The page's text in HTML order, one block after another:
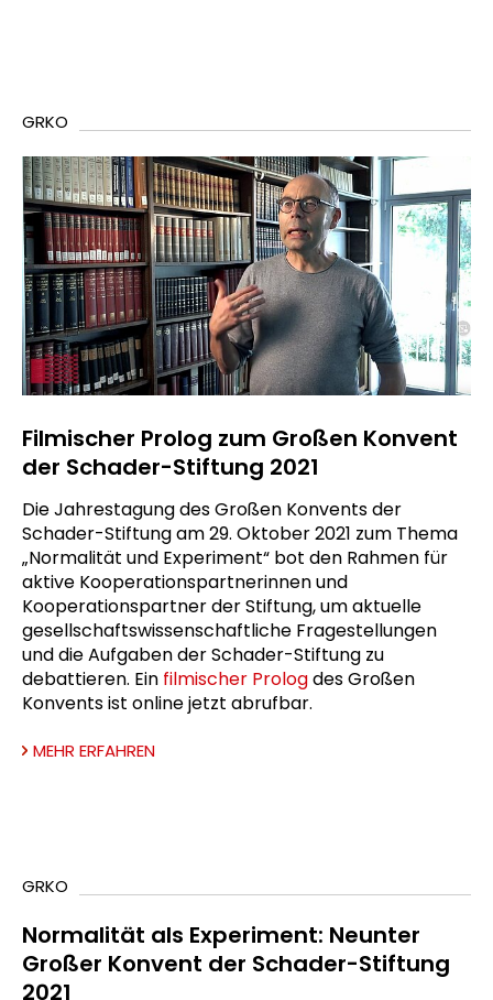
GRKO
Filmischer Prolog zum Großen Konvent
der Schader-Stiftung 2021
Die Jahrestagung des Großen Konvents der
Schader-Stiftung am 29. Oktober 2021 zum Thema
„Normalität und Experiment“ bot den Rahmen für
aktive Kooperationspartnerinnen und
Kooperationspartner der Stiftung, um aktuelle
gesellschaftswissenschaftliche Fragestellungen
und die Aufgaben der Schader-Stiftung zu
debattieren. Ein filmischer Prologdes Großen
Konvents ist online jetzt abrufbar.
MEHR ERFAHREN
GRKO
Normalität als Experiment: Neunter
Großer Konvent der Schader-Stiftung
2021